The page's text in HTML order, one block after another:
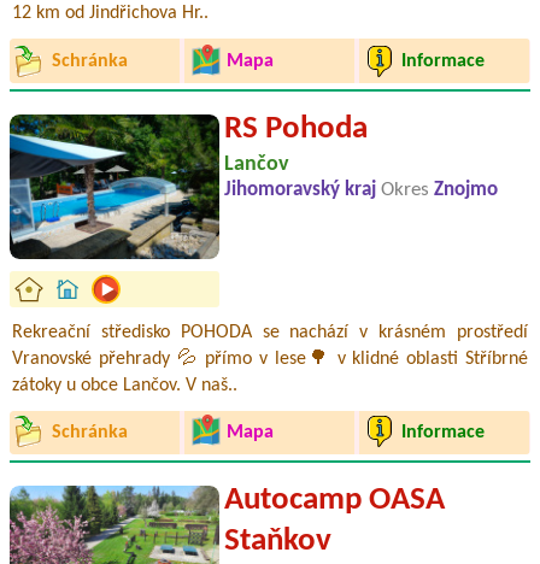
12 km od Jindřichova Hr..
Schránka Mapa Informace
RS Pohoda
Lančov
Jihomoravský kraj Okres Znojmo
Rekreační středisko POHODA se nachází v krásném prostředí
Vranovské přehrady 💦 přímo v lese🌳 v klidné oblasti Stříbrné
zátoky u obce Lančov. V naš..
Schránka Mapa Informace
Autocamp OASA
Staňkov